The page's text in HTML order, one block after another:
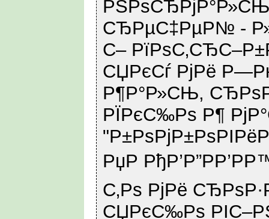
СЂРµС‡РµР№ -
С–
СЏРєСѓ РјРё
Р¶Р°Р»СЊ,
РЇРєС‰Рѕ Р¶
РџР
С‚Рѕ РјРё
СЏРєС‰Рѕ